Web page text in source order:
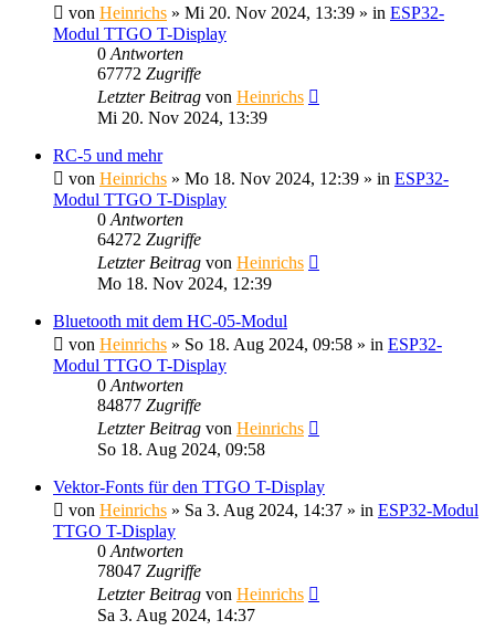
von Heinrichs » Mi 20. Nov 2024, 13:39 » in ESP32-
Modul TTGO T-Display
0 Antworten
67772 Zugriffe
Letzter Beitrag von Heinrichs
Mi 20. Nov 2024, 13:39
RC-5 und mehr
von Heinrichs » Mo 18. Nov 2024, 12:39 » in ESP32-
Modul TTGO T-Display
0 Antworten
64272 Zugriffe
Letzter Beitrag von Heinrichs
Mo 18. Nov 2024, 12:39
Bluetooth mit dem HC-05-Modul
von Heinrichs » So 18. Aug 2024, 09:58 » in ESP32-
Modul TTGO T-Display
0 Antworten
84877 Zugriffe
Letzter Beitrag von Heinrichs
So 18. Aug 2024, 09:58
Vektor-Fonts für den TTGO T-Display
von Heinrichs » Sa 3. Aug 2024, 14:37 » in ESP32-Modul
TTGO T-Display
0 Antworten
78047 Zugriffe
Letzter Beitrag von Heinrichs
Sa 3. Aug 2024, 14:37